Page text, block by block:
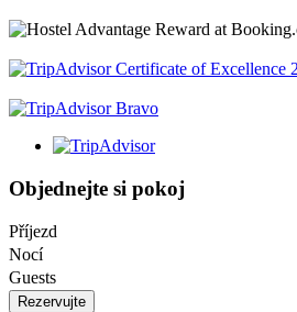
Objednejte si pokoj
Příjezd
Nocí
Guests